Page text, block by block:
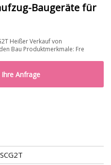
Baugeräte für
Heißer Verkauf von
Bau Produktmerkmale: Fre
Ihre Anfrage
SCG2T